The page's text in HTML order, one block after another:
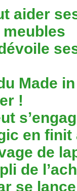
aider
Made
!
en
de
de
se